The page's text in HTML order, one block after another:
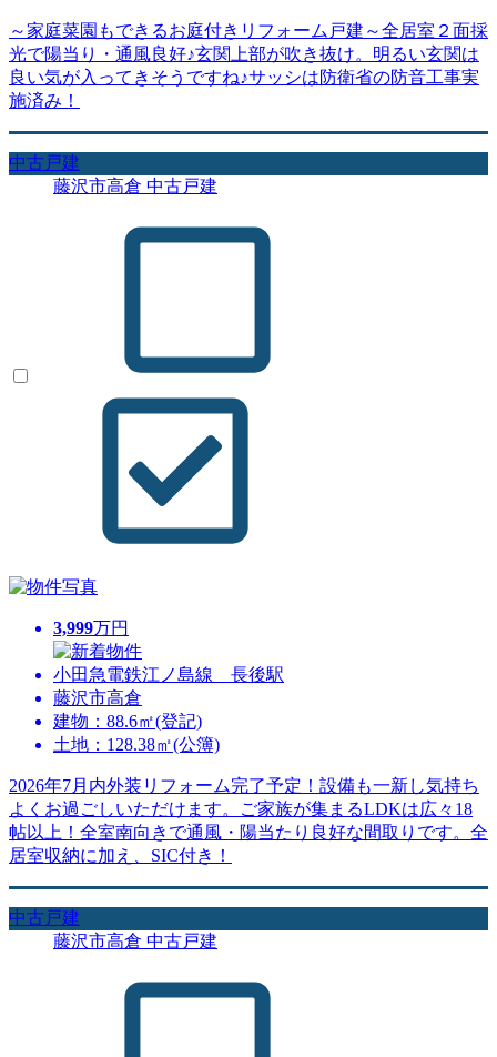
～家庭菜園もできるお庭付きリフォーム戸建～全居室２面採
光で陽当り・通風良好♪玄関上部が吹き抜け。明るい玄関は
良い気が入ってきそうですね♪サッシは防衛省の防音工事実
施済み！
中古戸建
藤沢市高倉 中古戸建
3,999万円
小田急電鉄江ノ島線 長後駅
藤沢市高倉
建物：88.6㎡(登記)
土地：128.38㎡(公簿)
2026年7月内外装リフォーム完了予定！設備も一新し気持ち
よくお過ごしいただけます。ご家族が集まるLDKは広々18
帖以上！全室南向きで通風・陽当たり良好な間取りです。全
居室収納に加え、SIC付き！
中古戸建
藤沢市高倉 中古戸建